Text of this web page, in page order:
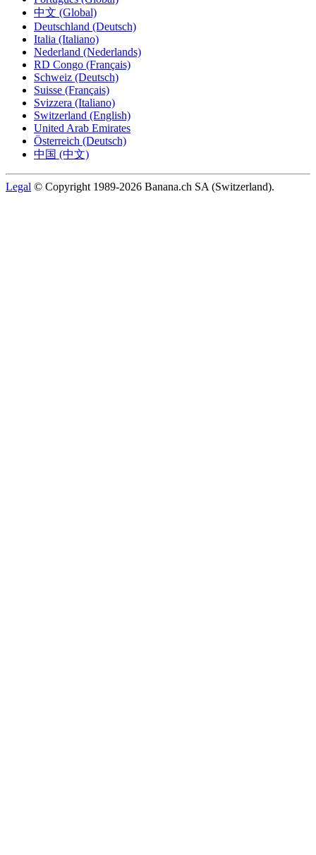
中文 (Global)
Deutschland (Deutsch)
Italia (Italiano)
Nederland (Nederlands)
RD Congo (Français)
Schweiz (Deutsch)
Suisse (Français)
Svizzera (Italiano)
Switzerland (English)
United Arab Emirates
Österreich (Deutsch)
中国 (中文)
Legal © Copyright 1989-2026 Banana.ch SA (Switzerland).